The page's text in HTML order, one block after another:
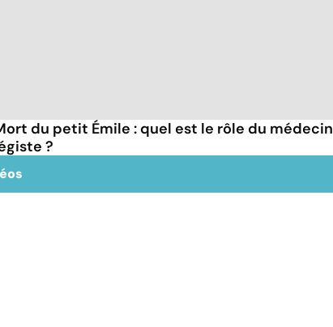
du petit Émile : quel est le rôle du médecin
?